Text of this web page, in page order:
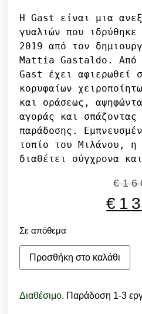
Η Gast είναι μια
γυαλιών που
2019 από τον
Mattia Gastaldo. Από
Gast έχει αφιερωθεί
κορυφαίων
και οράσεως,
αγοράς και
παράδοσης.
τοπίο του Μιλάνου, η
διαθέτει σύγχρονα
€
€
Σε απόθεμα
Προσθήκη στο καλάθι
Διαθέσιμο. Παράδοση 1-3